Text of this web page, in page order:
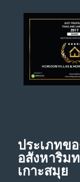
ประเภทข
อสังหาริม
เกาะสมุย